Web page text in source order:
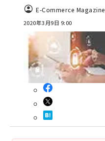
E-Commerce Magazine
2020年3月9日 9:00